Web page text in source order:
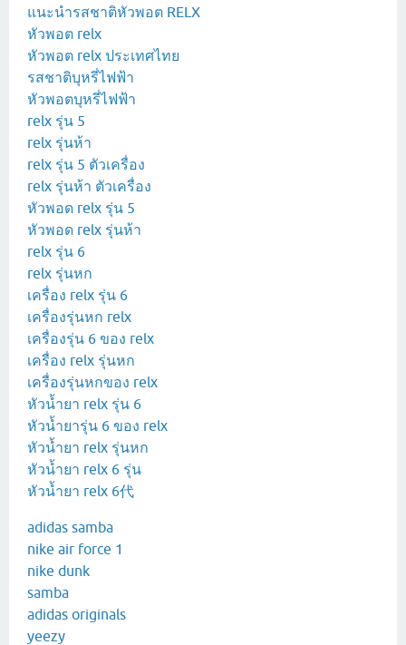
แนะนำรสชาติหัวพอต RELX
หัวพอต relx
หัวพอต relx ประเทศไทย
รสชาติบุหรี่ไฟฟ้า
หัวพอตบุหรี่ไฟฟ้า
relx รุ่น 5
relx รุ่นห้า
relx รุ่น 5 ตัวเครื่อง
relx รุ่นห้า ตัวเครื่อง
หัวพอด relx รุ่น 5
หัวพอด relx รุ่นห้า
relx รุ่น 6
relx รุ่นหก
เครื่อง relx รุ่น 6
เครื่องรุ่นหก relx
เครื่องรุ่น 6 ของ relx
เครื่อง relx รุ่นหก
เครื่องรุ่นหกของ relx
หัวน้ำยา relx รุ่น 6
หัวน้ำยารุ่น 6 ของ relx
หัวน้ำยา relx รุ่นหก
หัวน้ำยา relx 6 รุ่น
หัวน้ำยา relx 6代
adidas samba
nike air force 1
nike dunk
samba
adidas originals
yeezy